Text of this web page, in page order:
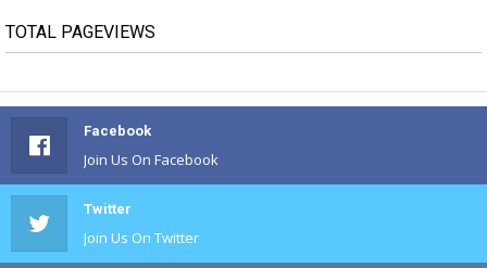
TOTAL PAGEVIEWS
Facebook
Join Us On Facebook
Twitter
Join Us On Twitter